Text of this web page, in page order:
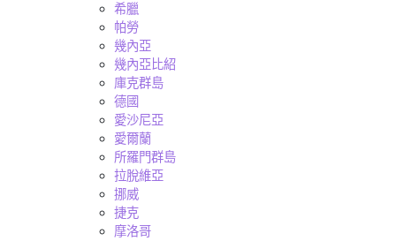
希臘
帕勞
幾內亞
幾內亞比紹
庫克群島
德國
愛沙尼亞
愛爾蘭
所羅門群島
拉脫維亞
挪威
捷克
摩洛哥